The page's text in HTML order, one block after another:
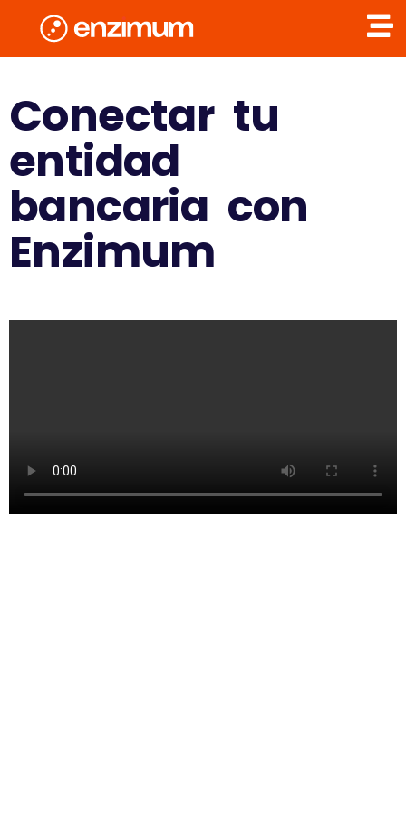
Conectar tu
entidad
bancaria con
Enzimum